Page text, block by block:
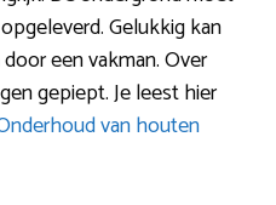
Gelukkig kan
een vakman. Over
gepiept. Je leest hier
van houten